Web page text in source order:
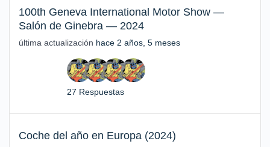
100th Geneva International Motor Show —
Salón de Ginebra — 2024
última actualización hace 2 años, 5 meses
27 Respuestas
Coche del año en Europa (2024)